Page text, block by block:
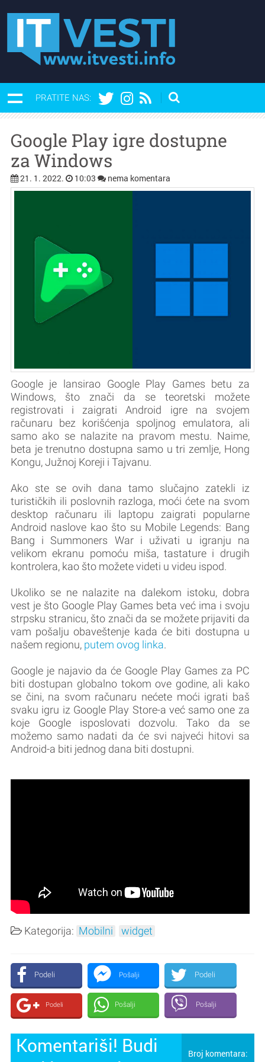
PRATITE NAS:
Google Play igre dostupne
za Windows
21. 1. 2022. 10:03 nema komentara
Google je lansirao Google Play Games betu za
Windows, što znači da se teoretski možete
registrovati i zaigrati Android igre na svojem
računaru bez korišćenja spoljnog emulatora, ali
samo ako se nalazite na pravom mestu. Naime,
beta je trenutno dostupna samo u tri zemlje, Hong
Kongu, Južnoj Koreji i Tajvanu.
Ako ste se ovih dana tamo slučajno zatekli iz
turističkih ili poslovnih razloga, moći ćete na svom
desktop računaru ili laptopu zaigrati popularne
Android naslove kao što su Mobile Legends: Bang
Bang i Summoners War i uživati u igranju na
velikom ekranu pomoću miša, tastature i drugih
kontrolera, kao što možete videti u videu ispod.
Ukoliko se ne nalazite na dalekom istoku, dobra
vest je što Google Play Games beta već ima i svoju
strpsku stranicu, što znači da se možete prijaviti da
vam pošalju obaveštenje kada će biti dostupna u
našem regionu, putem ovog linka.
Google je najavio da će Google Play Games za PC
biti dostupan globalno tokom ove godine, ali kako
se čini, na svom računaru nećete moći igrati baš
svaku igru iz Google Play Store-a već samo one za
koje Google isposlovati dozvolu. Tako da se
možemo samo nadati da će svi najveći hitovi sa
Android-a biti jednog dana biti dostupni.
Kategorija: Mobilni widget
Podeli Pošalji Podeli
Podeli Pošalji Pošalji
Komentariši! Budi
Broj komentara: